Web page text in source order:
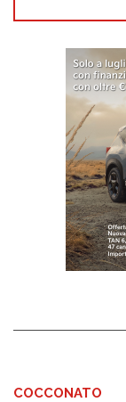
COCCONATO